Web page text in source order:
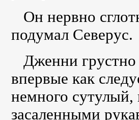
Он нервно
подумал Северус.
Дженни
впервые как
немного
засаленными